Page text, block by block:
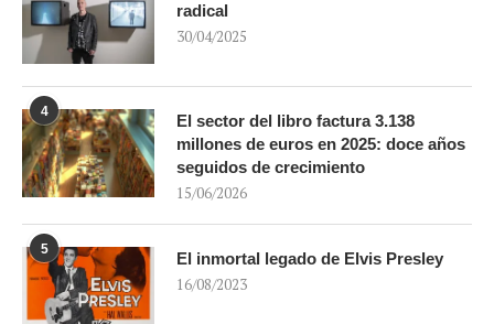
radical
30/04/2025
4
El sector del libro factura 3.138
millones de euros en 2025: doce años
seguidos de crecimiento
15/06/2026
5
El inmortal legado de Elvis Presley
16/08/2023